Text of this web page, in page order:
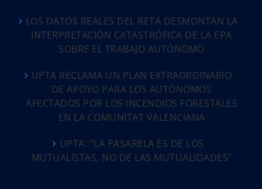
LOS DATOS REALES DEL RETA DESMONTAN LA
INTERPRETACIÓN CATASTRÓFICA DE LA EPA
SOBRE EL TRABAJO AUTÓNOMO
UPTA RECLAMA UN PLAN EXTRAORDINARIO
DE APOYO PARA LOS AUTÓNOMOS
AFECTADOS POR LOS INCENDIOS FORESTALES
EN LA COMUNITAT VALENCIANA
UPTA: “LA PASARELA ES DE LOS
MUTUALISTAS, NO DE LAS MUTUALIDADES”